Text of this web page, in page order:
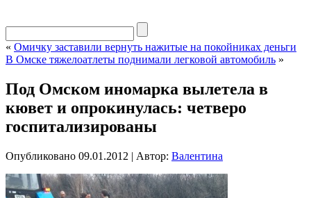
« Омичку заставили вернуть нажитые на покойниках деньги
В Омске тяжелоатлеты поднимали легковой автомобиль »
Под Омском иномарка вылетела в
кювет и опрокинулась: четверо
госпитализированы
Опубликовано 09.01.2012 | Автор: Валентина